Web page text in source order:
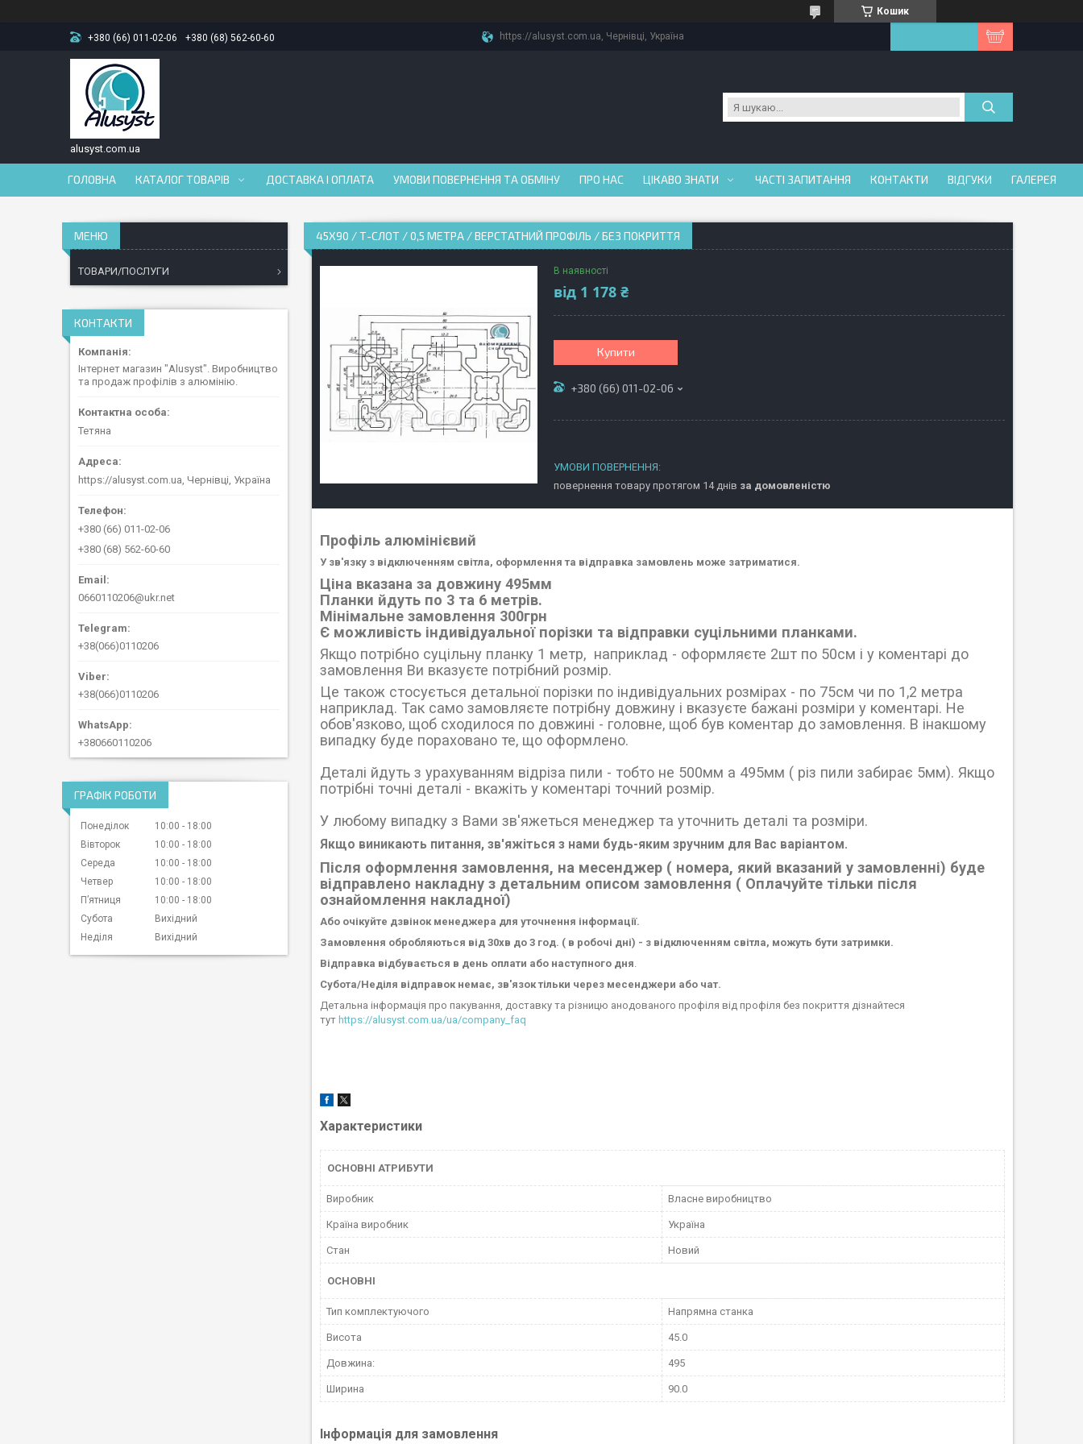
Кошик
+380 (66) 011-02-06 +380 (68) 562-60-60 https://alusyst.com.ua, Чернівці, Україна
alusyst.com.ua
ГОЛОВНА КАТАЛОГ ТОВАРІВ ДОСТАВКА І ОПЛАТА УМОВИ ПОВЕРНЕННЯ ТА ОБМІНУ ПРО НАС ЦІКАВО ЗНАТИ ЧАСТІ ЗАПИТАННЯ КОНТАКТИ ВІДГУКИ ГАЛЕРЕЯ
45Х90 / Т-СЛОТ / 0,5 МЕТРА / ВЕРСТАТНИЙ ПРОФІЛЬ / БЕЗ ПОКРИТТЯ
В наявності
від 1 178 ₴
Купити
+380 (66) 011-02-06
повернення товару протягом 14 днів за домовленістю
Профіль алюмінієвий
У зв'язку з відключенням світла, оформлення та відправка замовлень може затриматися.
Ціна вказана за довжину 495мм
Планки йдуть по 3 та 6 метрів.
Мінімальне замовлення 300грн
Є можливість індивідуальної порізки та відправки суцільними планками.
Якщо потрібно суцільну планку 1 метр, наприклад - оформляєте 2шт по 50см і у коментарі до
замовлення Ви вказуєте потрібний розмір.
Це також стосується детальної порізки по індивідуальних розмірах - по 75см чи по 1,2 метра
наприклад. Так само замовляєте потрібну довжину і вказуєте бажані розміри у коментарі. Не
обов'язково, щоб сходилося по довжині - головне, щоб був коментар до замовлення. В інакшому
випадку буде пораховано те, що оформлено.
Деталі йдуть з урахуванням відріза пили - тобто не 500мм а 495мм ( різ пили забирає 5мм). Якщо
потрібні точні деталі - вкажіть у коментарі точний розмір.
У любому випадку з Вами зв'яжеться менеджер та уточнить деталі та розміри.
Якщо виникають питання, зв'яжіться з нами будь-яким зручним для Вас варіантом.
Після оформлення замовлення, на месенджер ( номера, який вказаний у замовленні) буде
відправлено накладну з детальним описом замовлення ( Оплачуйте тільки після
ознайомлення накладної)
Або очікуйте дзвінок менеджера для уточнення інформації.
Замовлення обробляються від 30хв до 3 год. ( в робочі дні) - з відключенням світла, можуть бути затримки.
Відправка відбувається в день оплати або наступного дня.
Субота/Неділя відправок немає, зв'язок тільки через месенджери або чат.
Детальна інформація про пакування, доставку та різницю анодованого профіля від профіля без покриття дізнайтеся
тут https://alusyst.com.ua/ua/company_faq
Характеристики
ОСНОВНІ АТРИБУТИ
Виробник Власне виробництво
Країна виробник Україна
Стан Новий
ОСНОВНІ
Тип комплектуючого Напрямна станка
Висота 45.0
Довжина: 495
Ширина 90.0
Інформація для замовлення
ТОВАРИ/ПОСЛУГИ
КОНТАКТИ
Інтернет магазин "Alusyst". Виробництво
та продаж профілів з алюмінію.
Тетяна
https://alusyst.com.ua, Чернівці, Україна
+380 (66) 011-02-06
+380 (68) 562-60-60
0660110206@ukr.net
+38(066)0110206
+38(066)0110206
+380660110206
ГРАФІК РОБОТИ
Понеділок 10:00
18:00
Вівторок
10:00
18:00
Середа
10:00
18:00
Четвер
10:00
18:00
Пʼятниця
10:00
18:00
Субота
Вихідний
Неділя
Вихідний